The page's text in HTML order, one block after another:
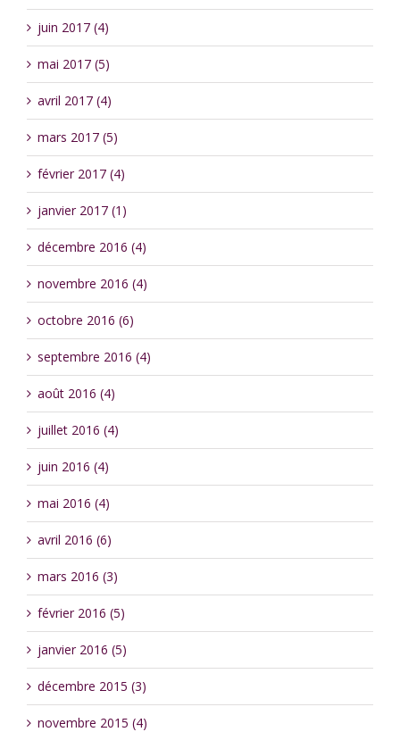
juin 2017 (4)
mai 2017 (5)
avril 2017 (4)
mars 2017 (5)
février 2017 (4)
janvier 2017 (1)
décembre 2016 (4)
novembre 2016 (4)
octobre 2016 (6)
septembre 2016 (4)
août 2016 (4)
juillet 2016 (4)
juin 2016 (4)
mai 2016 (4)
avril 2016 (6)
mars 2016 (3)
février 2016 (5)
janvier 2016 (5)
décembre 2015 (3)
novembre 2015 (4)